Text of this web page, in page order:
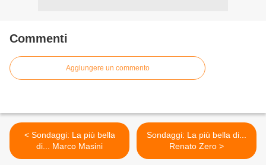
Commenti
Aggiungere un commento
< Sondaggi: La più bella
di... Marco Masini
Sondaggi: La più bella di...
Renato Zero >